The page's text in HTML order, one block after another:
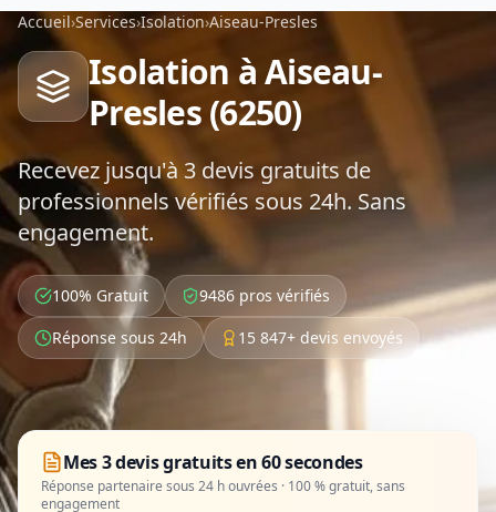
Accueil›Services›Isolation›Aiseau-Presles
Isolation à Aiseau-
Presles (6250)
Recevez jusqu'à 3 devis gratuits de
professionnels vérifiés sous 24h. Sans
engagement.
100% Gratuit
9486 pros vérifiés
Réponse sous 24h
15 847+ devis envoyés
Mes 3 devis gratuits en 60 secondes
Réponse partenaire sous 24 h ouvrées · 100 % gratuit, sans
engagement